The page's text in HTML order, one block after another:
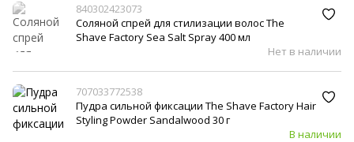
840302423073
Соляной спрей для стилизации волос The
Shave Factory Sea Salt Spray 400 мл
Нет в наличии
707033772538
Пудра сильной фиксации The Shave Factory Hair
Styling Powder Sandalwood 30 г
В наличии